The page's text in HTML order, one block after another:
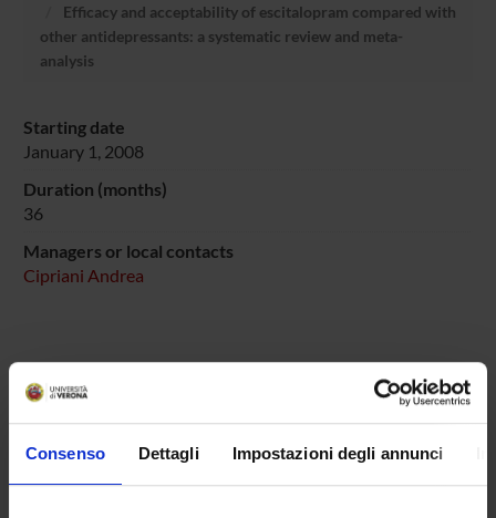
Consenso Dettagli Impostazioni degli annunci
Efficacy and acceptability of escitalopram compared with
other antidepressants: a systematic review and meta-
analysis
Starting date
January 1, 2008
Duration (months)
36
Managers or local contacts
Cipriani Andrea
PROJECT PARTICIPANTS
Andrea Cipriani